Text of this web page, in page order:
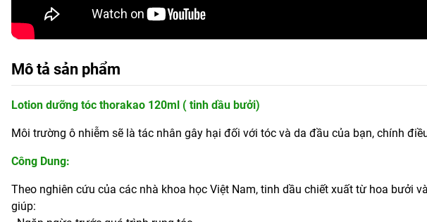
Mô tả sản phẩm
Lotion dưỡng tóc thorakao 120ml ( tinh dầu bưởi)
Môi trường ô nhiễm sẽ là tác nhân gây hại đối với tóc và da đầu của bạn, chính
Công Dung:
Theo nghiên cứu của các nhà khoa học Việt Nam, tinh dầu chiết xuất từ hoa bưởi
giúp: